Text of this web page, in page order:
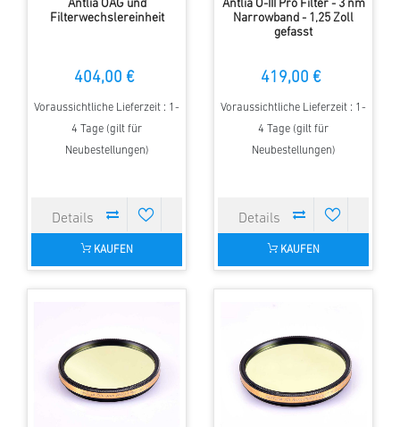
Antlia OAG und
Filterwechslereinheit
404,00 €
Voraussichtliche Lieferzeit : 1-
4 Tage (gilt für
Neubestellungen)
KAUFEN
Antlia O-III Pro Filter - 3 nm
Narrowband - 1,25 Zoll
gefasst
419,00 €
Voraussichtliche Lieferzeit : 1-
4 Tage (gilt für
Neubestellungen)
KAUFEN